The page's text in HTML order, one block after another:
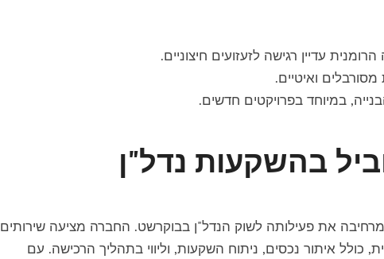
עדיין רגישה לזעזועים חיצוניים.
ואיטיים.
במיוחד בפרויקטים חדשים.
בהשקעות נדל"ן
את פעילותה לשוק הנדל"ן בבוקרשט. החברה מציעה שירותים
כולל איתור נכסים, ניתוח השקעות, וליווי בתהליך הרכישה. עם